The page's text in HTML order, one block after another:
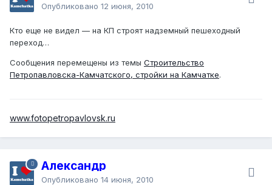
Опубликовано 12 июня, 2010
Кто еще не видел — на КП строят надземный пешеходный
переход…
Сообщения перемещены из темы Строительство
Петропавловска-Камчатского, стройки на Камчатке.
www.fotopetropavlovsk.ru
Александр
Опубликовано 14 июня, 2010